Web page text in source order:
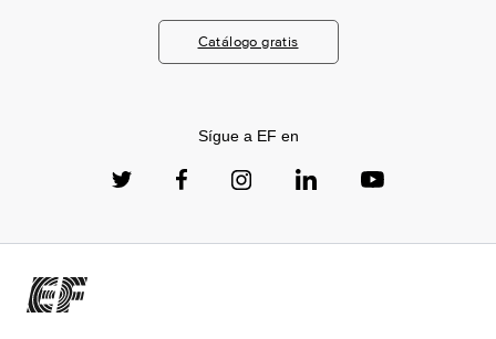
Catálogo gratis
Sígue a EF en